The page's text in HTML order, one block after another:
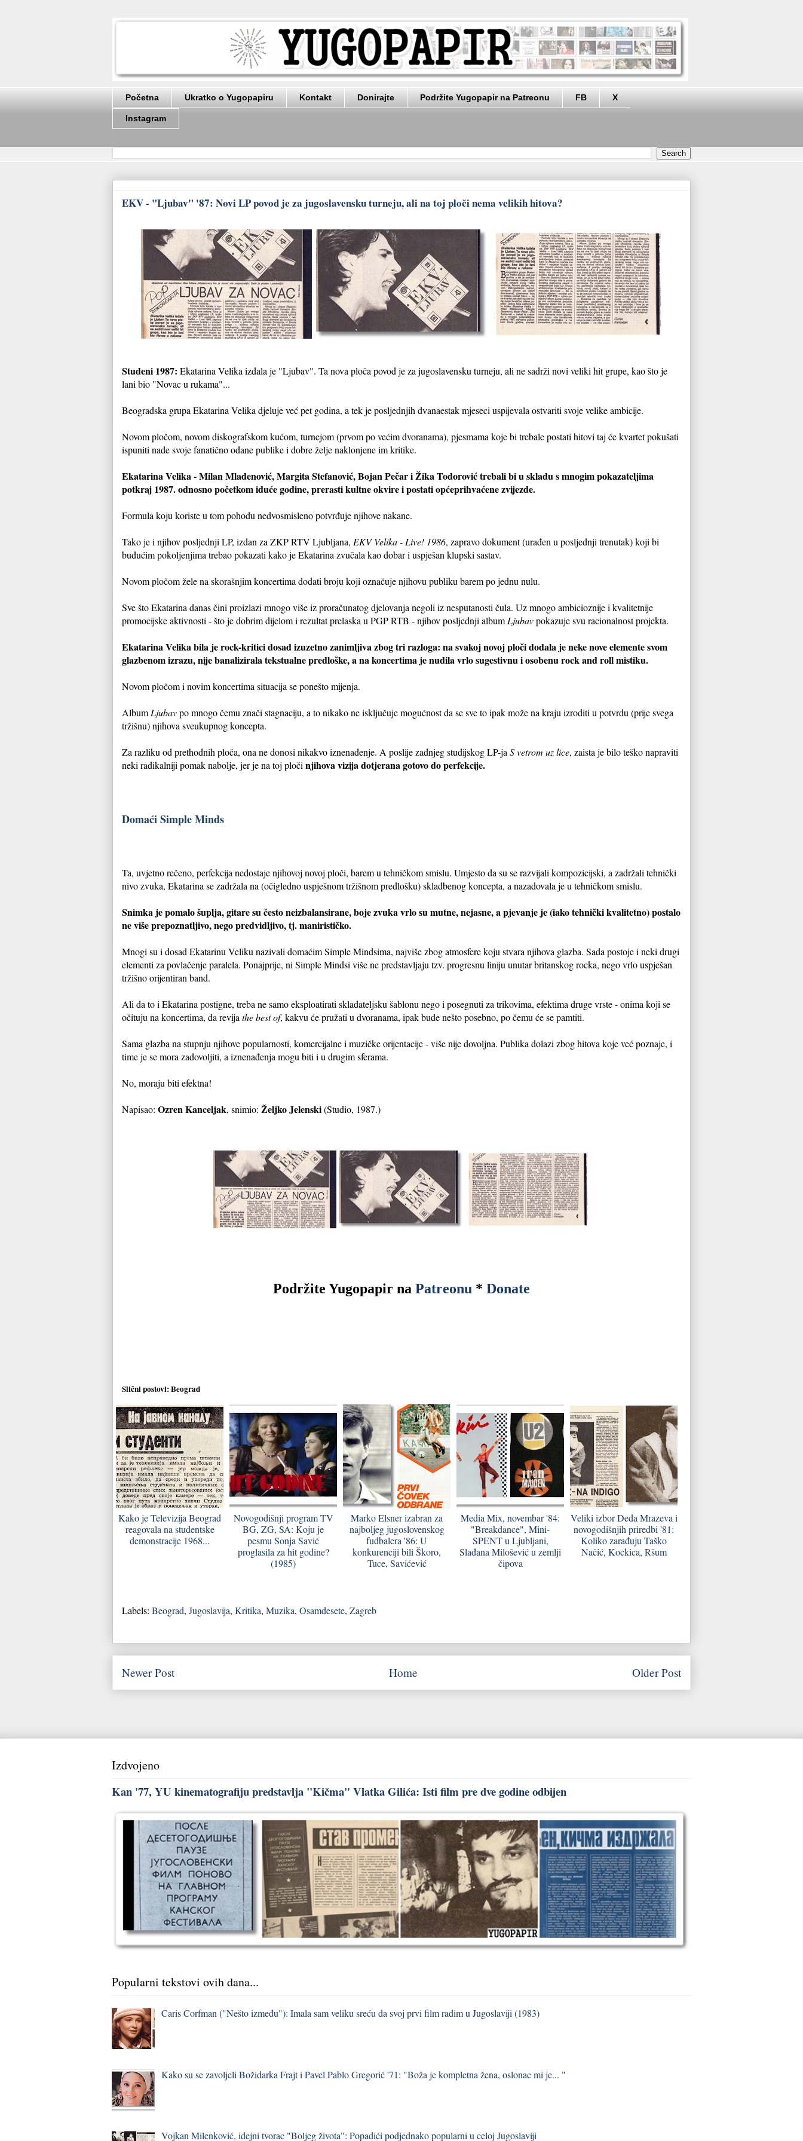
Početna Ukratko o Yugopapiru Kontakt Donirajte Podržite Yugopapir na Patreonu FB X
Instagram
EKV - "Ljubav" '87: Novi LP povod je za jugoslavensku turneju, ali na toj ploči nema velikih hitova?
Studeni 1987: Ekatarina Velika izdala je "Ljubav". Ta nova ploča povod je za jugoslavensku turneju, ali ne sadrži novi veliki hit grupe, kao što je
lani bio "Novac u rukama"...
Beogradska grupa Ekatarina Velika djeluje već pet godina, a tek je posljednjih dvanaestak mjeseci uspijevala ostvariti svoje velike ambicije.
Novom pločom, novom diskografskom kućom, turnejom (prvom po većim dvoranama), pjesmama koje bi trebale postati hitovi taj će kvartet pokušati
ispuniti nade svoje fanatično odane publike i dobre želje naklonjene im kritike.
Ekatarina Velika - Milan Mladenović, Margita Stefanović, Bojan Pečar i Žika Todorović trebali bi u skladu s mnogim pokazateljima
potkraj 1987. odnosno početkom iduće godine, prerasti kultne okvire i postati općeprihvaćene zvijezde.
Formula koju koriste u tom pohodu nedvosmisleno potvrđuje njihove nakane.
Tako je i njihov posljednji LP, izdan za ZKP RTV Ljubljana, EKV Velika - Live! 1986, zapravo dokument (urađen u posljednji trenutak) koji bi
budućim pokoljenjima trebao pokazati kako je Ekatarina zvučala kao dobar i uspješan klupski sastav.
Novom pločom žele na skorašnjim koncertima dodati broju koji označuje njihovu publiku barem po jednu nulu.
Sve što Ekatarina danas čini proizlazi mnogo više iz proračunatog djelovanja negoli iz nesputanosti čula. Uz mnogo ambicioznije i kvalitetnije
promocijske aktivnosti - što je dobrim dijelom i rezultat prelaska u PGP RTB - njihov posljednji album Ljubavpokazuje svu racionalnost projekta.
Ekatarina Velika bila je rock-kritici dosad izuzetno zanimljiva zbog tri razloga: na svakoj novoj ploči dodala je neke nove elemente svom
glazbenom izrazu, nije banalizirala tekstualne predloške, a na koncertima je nudila vrlo sugestivnu i osobenu rock and roll mistiku.
Novom pločom i novim koncertima situacija se ponešto mijenja.
Album Ljubavpo mnogo čemu znači stagnaciju, a to nikako ne isključuje mogućnost da se sve to ipak može na kraju izroditi u potvrdu (prije svega
tržišnu) njihova sveukupnog koncepta.
Za razliku od prethodnih ploča, ona ne donosi nikakvo iznenađenje. A poslije zadnjeg studijskog LP-ja S vetrom uz lice, zaista je bilo teško napraviti
neki radikalniji pomak nabolje, jer je na toj ploči njihova vizija dotjerana gotovo do perfekcije.
Domaći Simple Minds
Ta, uvjetno rečeno, perfekcija nedostaje njihovoj novoj ploči, barem u tehničkom smislu. Umjesto da su se razvijali kompozicijski, a zadržali tehnički
nivo zvuka, Ekatarina se zadržala na (očigledno uspješnom tržišnom predlošku) skladbenog koncepta, a nazadovala je u tehničkom smislu.
Snimka je pomalo šuplja, gitare su često neizbalansirane, boje zvuka vrlo su mutne, nejasne, a pjevanje je (iako tehnički kvalitetno) postalo
ne više prepoznatljivo, nego predvidljivo, tj. manirističko.
Mnogi su i dosad Ekatarinu Veliku nazivali domaćim Simple Mindsima, najviše zbog atmosfere koju stvara njihova glazba. Sada postoje i neki drugi
elementi za povlačenje paralela. Ponajprije, ni Simple Mindsi više ne predstavljaju tzv. progresnu liniju unutar britanskog rocka, nego vrlo uspješan
tržišno orijentiran band.
Ali da to i Ekatarina postigne, treba ne samo eksploatirati skladateljsku šablonu nego i posegnuti za trikovima, efektima druge vrste - onima koji se
očituju na koncertima, da revija the best of, kakvu će pružati u dvoranama, ipak bude nešto posebno, po čemu će se pamtiti.
Sama glazba na stupnju njihove popularnosti, komercijalne i muzičke orijentacije - više nije dovoljna. Publika dolazi zbog hitova koje već poznaje, i
time je se mora zadovoljiti, a iznenađenja mogu biti i u drugim sferama.
No, moraju biti efektna!
Napisao: Ozren Kanceljak, snimio: Željko Jelenski(Studio, 1987.)
Podržite Yugopapir na Patreonu * Donate
Slični postovi:Beograd
Kako je Televizija Beograd
reagovala na studentske
demonstracije 1968...
Novogodišnji program TV
BG, ZG, SA: Koju je
pesmu Sonja Savić
proglasila za hit godine?
(1985)
Marko Elsner izabran za
najboljeg jugoslovenskog
fudbalera '86: U
konkurenciji bili Škoro,
Tuce, Savićević
Media Mix, novembar '84:
"Breakdance", Mini-
SPENT u Ljubljani,
Slađana Milošević u zemlji
čipova
Veliki izbor Deda Mrazeva i
novogodišnjih priredbi '81:
Koliko zarađuju Taško
Načić, Kockica, Ršum
Labels: Beograd, Jugoslavija, Kritika, Muzika, Osamdesete, Zagreb
Newer Post Older Post
Home
Izdvojeno
Kan '77, YU kinematografiju predstavlja "Kičma" Vlatka Gilića: Isti film pre dve godine odbijen
Popularni tekstovi ovih dana...
Caris Corfman ("Nešto između"): Imala sam veliku sreću da svoj prvi film radim u Jugoslaviji (1983)
Kako su se zavoljeli Božidarka Frajt i Pavel Pablo Gregorić '71: "Boža je kompletna žena, oslonac mi je... "
Vojkan Milenković, idejni tvorac "Boljeg života": Popadići podjednako popularni u celoj Jugoslaviji